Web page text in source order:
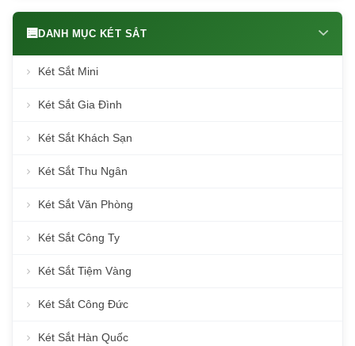
DANH MỤC KÉT SẮT
Két Sắt Mini
Két Sắt Gia Đình
Két Sắt Khách Sạn
Két Sắt Thu Ngân
Két Sắt Văn Phòng
Két Sắt Công Ty
Két Sắt Tiệm Vàng
Két Sắt Công Đức
Két Sắt Hàn Quốc